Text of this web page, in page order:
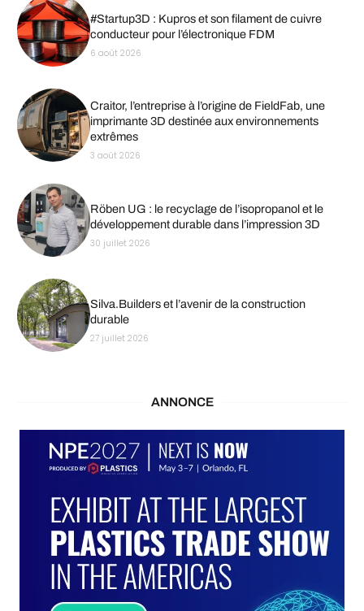
#Startup3D : Kupros et son filament de cuivre
conducteur pour l’électronique FDM
6 août 2026
Craitor, l’entreprise à l’origine de FieldFab, une
imprimante 3D destinée aux environnements
extrêmes
3 août 2026
Röben UG : le recyclage de l’isopropanol et le
développement durable dans l’impression 3D
30 juillet 2026
Silva.Builders et l’avenir de la construction
durable
27 juillet 2026
ANNONCE